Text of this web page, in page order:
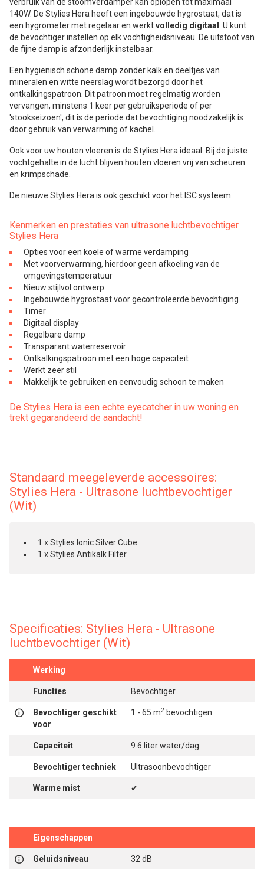
140W. De Stylies Hera heeft een ingebouwde hygrostaat, dat is
een hygrometer met regelaar en werktvolledig digitaal
. U kunt
de bevochtiger instellen op elk vochtigheidsniveau. De uitstoot van
de fijne damp is afzonderlijk instelbaar.
Een hygiënisch schone damp zonder kalk en deeltjes van
mineralen en witte neerslag wordt bezorgd door het
ontkalkingspatroon. Dit patroon moet regelmatig worden
vervangen, minstens 1 keer per gebruiksperiode of per
'stookseizoen', dit is de periode dat bevochtiging noodzakelijk is
door gebruik van verwarming of kachel.
Ook voor uw houten vloeren is de Stylies Hera ideaal. Bij de juiste
vochtgehalte in de lucht blijven houten vloeren vrij van scheuren
en krimpschade.
De nieuwe Stylies Hera is ook geschikt voor het ISC systeem.
Kenmerken en prestaties van ultrasone luchtbevochtiger
Stylies Hera
Opties voor een koele of warme verdamping
Met voorverwarming, hierdoor geen afkoeling van de
omgevingstemperatuur
Nieuw stijlvol ontwerp
Ingebouwde hygrostaat voor gecontroleerde bevochtiging
Timer
Digitaal display
Regelbare damp
Transparant waterreservoir
Ontkalkingspatroon met een hoge capaciteit
Werkt zeer stil
Makkelijk te gebruiken en eenvoudig schoon te maken
De Stylies Hera is een echte eyecatcher in uw woning en
trekt gegarandeerd de aandacht!
Standaard meegeleverde accessoires:
Stylies Hera - Ultrasone luchtbevochtiger
(Wit)
1 x Stylies Ionic Silver Cube
1 x Stylies Antikalk Filter
Specificaties: Stylies Hera - Ultrasone
luchtbevochtiger (Wit)
Werking
Functies Bevochtiger
Bevochtiger geschikt
voor
1 - 65 m2 bevochtigen
Capaciteit 9.6 liter water/dag
Bevochtiger techniek Ultrasoonbevochtiger
Warme mist ✔
Eigenschappen
Geluidsniveau 32 dB